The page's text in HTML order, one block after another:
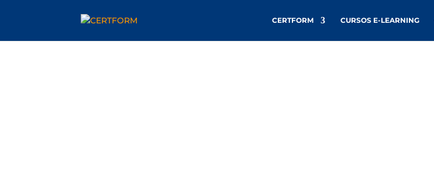
CERTFORM CURSOS E-LEARNING